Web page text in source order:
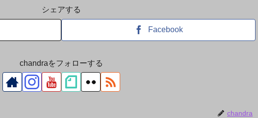
シェアする
Facebook
chandraをフォローする
chandra